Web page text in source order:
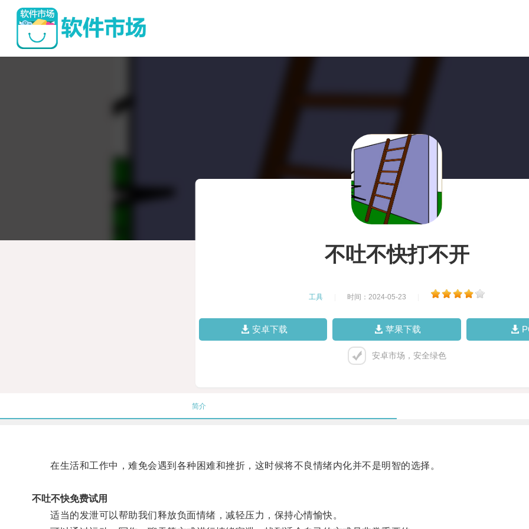
不吐不快打不开
工具 时间：2024-05-23
安卓下载 苹果下载
安卓市场，安全绿色
简介
在生活和工作中，难免会遇到各种困难和挫折，这时候将不良情绪内化并不是明智的选择。
不吐不快免费试用
适当的发泄可以帮助我们释放负面情绪，减轻压力，保持心情愉快。